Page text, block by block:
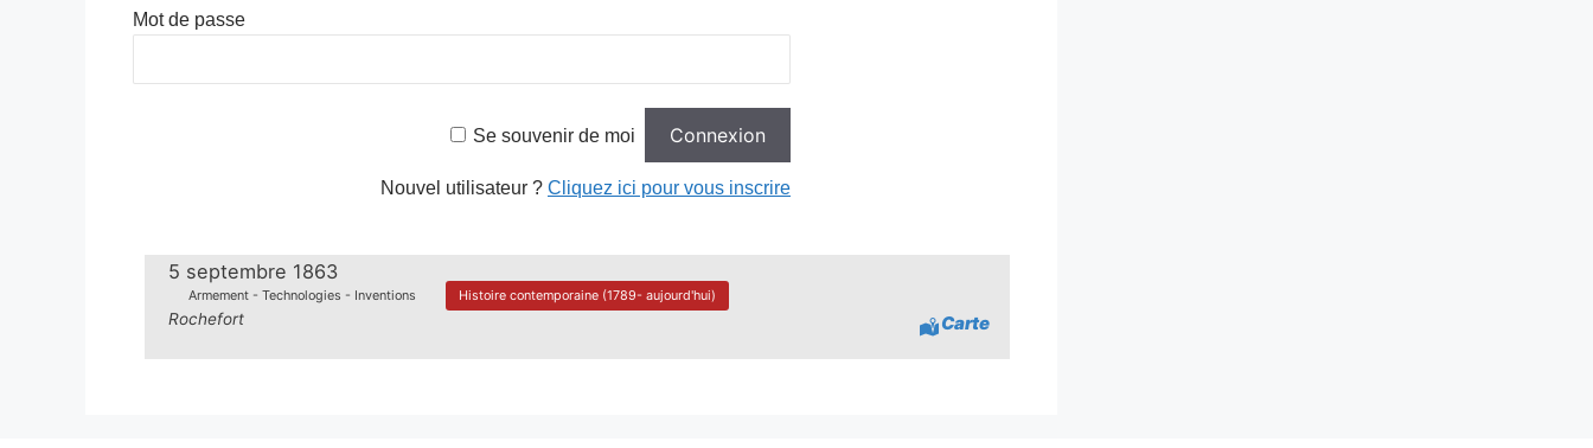
Mot de passe
Se souvenir de moi
Nouvel utilisateur ? Cliquez ici pour vous inscrire
5 septembre 1863
Armement - Technologies - Inventions Histoire contemporaine (1789- aujourd'hui)
Rochefort Carte